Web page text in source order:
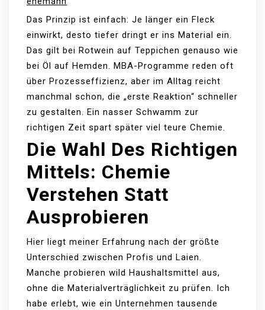
Das Prinzip ist einfach: Je länger ein Fleck
einwirkt, desto tiefer dringt er ins Material ein.
Das gilt bei Rotwein auf Teppichen genauso wie
bei Öl auf Hemden. MBA-Programme reden oft
über Prozesseffizienz, aber im Alltag reicht
manchmal schon, die „erste Reaktion“ schneller
zu gestalten. Ein nasser Schwamm zur
richtigen Zeit spart später viel teure Chemie.
Die Wahl Des Richtigen
Mittels: Chemie
Verstehen Statt
Ausprobieren
Hier liegt meiner Erfahrung nach der größte
Unterschied zwischen Profis und Laien.
Manche probieren wild Haushaltsmittel aus,
ohne die Materialverträglichkeit zu prüfen. Ich
habe erlebt, wie ein Unternehmen tausende